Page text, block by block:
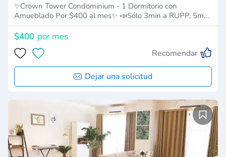
✨Crown Tower Condominium - 1 Dormitorio con
Amueblado Por $400 al mes✨ 📣Sólo 3min a RUPP, 5m…
$400 por mes
Recomendar
Dejar una solicitud